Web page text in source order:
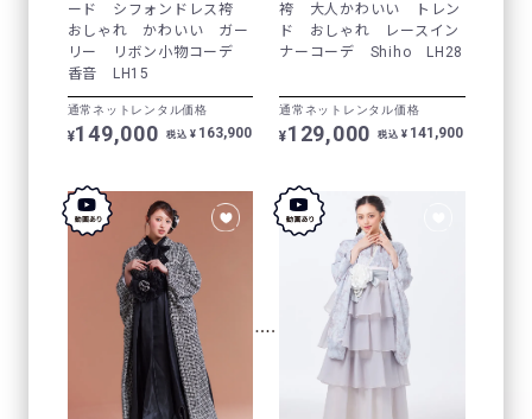
ード シフォンドレス袴
おしゃれ かわいい ガー
リー リボン小物コーデ
香音 LH15
通常ネットレンタル価格
¥149,000 税込 ¥ 163,900
袴 大人かわいい トレン
ド おしゃれ レースイン
ナーコーデ Shiho LH28
通常ネットレンタル価格
¥129,000 税込 ¥ 141,900